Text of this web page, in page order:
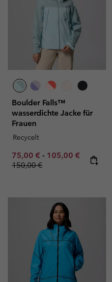
Boulder Falls™
wasserdichte Jacke für
Frauen
Recycelt
Minimum sale price:
75,00 € - Maximum sale
105,00 €
150,00 €